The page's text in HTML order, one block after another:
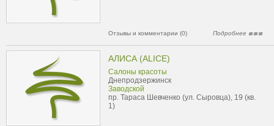
Отзывы и комментарии (0) Подробнее
АЛИСА (ALICE)
Салоны красоты
Днепродзержинск
Заводской
пр. Тараса Шевченко (ул. Сыровца), 19 (кв.
1)